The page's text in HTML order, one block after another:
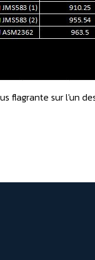
flagrante sur l'un
USB 3.x